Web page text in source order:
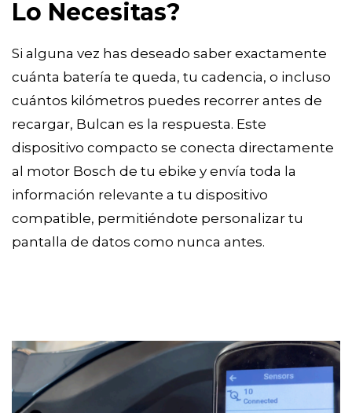
Lo Necesitas?
Si alguna vez has deseado saber exactamente
cuánta batería te queda, tu cadencia, o incluso
cuántos kilómetros puedes recorrer antes de
recargar, Bulcan es la respuesta. Este
dispositivo compacto se conecta directamente
al motor Bosch de tu ebike y envía toda la
información relevante a tu dispositivo
compatible, permitiéndote personalizar tu
pantalla de datos como nunca antes.